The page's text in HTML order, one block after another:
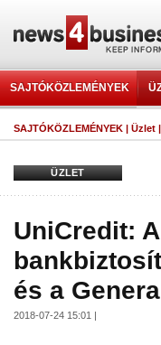
SAJTÓKÖZLEMÉNYEK
SAJTÓKÖZLEMÉNYEK | Üzlet |
ÜZLET
UniCredit:
és a
2018-07-24 15:01 |